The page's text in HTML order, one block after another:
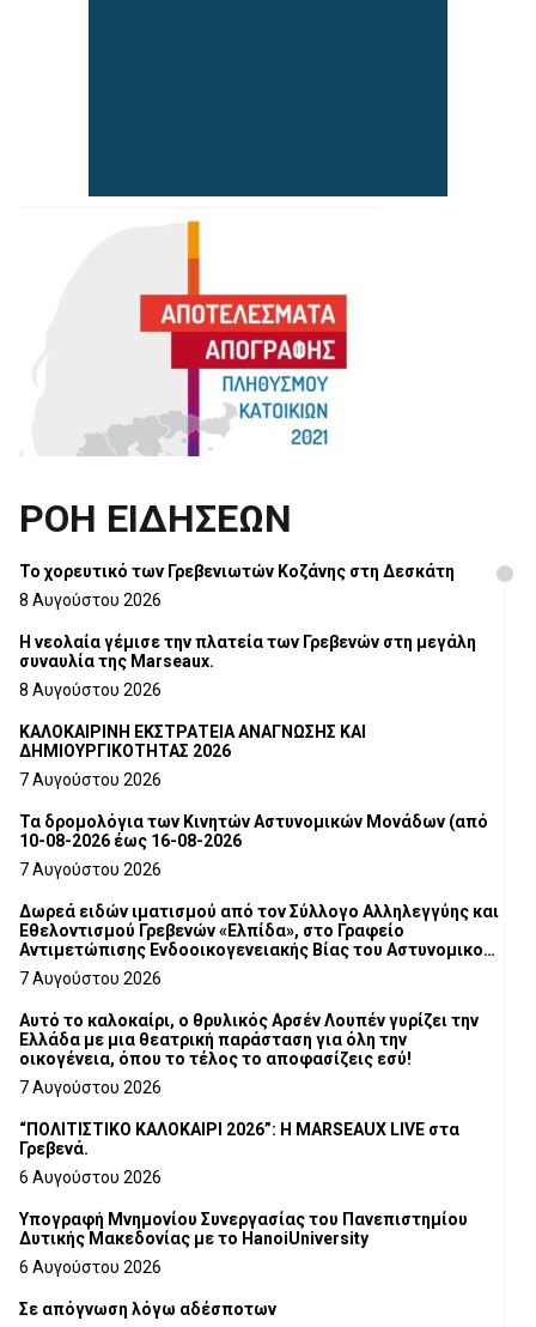
ΡΟΗ ΕΙΔΗΣΕΩΝ
Το χορευτικό των Γρεβενιωτών Κοζάνης στη Δεσκάτη
8 Αυγούστου 2026
Η νεολαία γέμισε την πλατεία των Γρεβενών στη μεγάλη
συναυλία της Marseaux.
8 Αυγούστου 2026
ΚΑΛΟΚΑΙΡΙΝΗ ΕΚΣΤΡΑΤΕΙΑ ΑΝΑΓΝΩΣΗΣ ΚΑΙ
ΔΗΜΙΟΥΡΓΙΚΟΤΗΤΑΣ 2026
7 Αυγούστου 2026
Τα δρομολόγια των Κινητών Αστυνομικών Μονάδων (από
10-08-2026 έως 16-08-2026
7 Αυγούστου 2026
Δωρεά ειδών ιματισμού από τον Σύλλογο Αλληλεγγύης και
Εθελοντισμού Γρεβενών «Ελπίδα», στο Γραφείο
Αντιμετώπισης Ενδοοικογενειακής Βίας του Αστυνομικού
Τμήματος Γρεβενών
7 Αυγούστου 2026
Αυτό το καλοκαίρι, ο θρυλικός Αρσέν Λουπέν γυρίζει την
Ελλάδα με μια θεατρική παράσταση για όλη την
οικογένεια, όπου το τέλος το αποφασίζεις εσύ!
7 Αυγούστου 2026
“ΠΟΛΙΤΙΣΤΙΚΟ ΚΑΛΟΚΑΙΡΙ 2026”: Η MARSEAUX LIVE στα
Γρεβενά.
6 Αυγούστου 2026
Υπογραφή Μνημονίου Συνεργασίας του Πανεπιστημίου
Δυτικής Μακεδονίας με το HanoiUniversity
6 Αυγούστου 2026
Σε απόγνωση λόγω αδέσποτων